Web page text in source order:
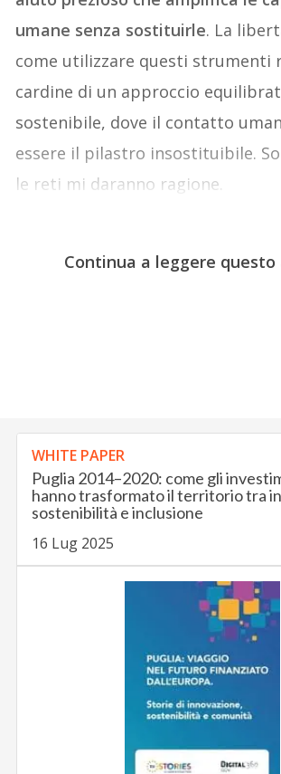
umane senza sostituirle. La
come utilizzare questi strumenti
cardine di un approccio
sostenibile, dove il contatto
essere il pilastro insostituibile.
le reti mi daranno ragione.
Continua a leggere
WHITE PAPER
Puglia 2014–2020: come gli
hanno trasformato il territorio tra
sostenibilità e inclusione
16 Lug 2025